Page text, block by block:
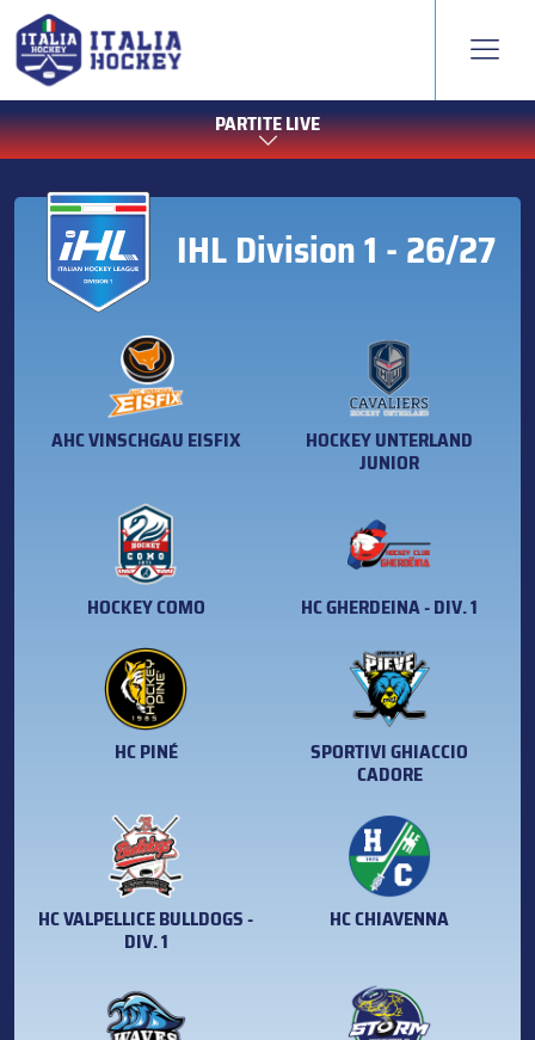
PARTITE LIVE
IHL Division 1 - 26/27
AHC VINSCHGAU EISFIX HOCKEY UNTERLAND
JUNIOR
HOCKEY COMO HC GHERDEINA - DIV. 1
HC PINÉ SPORTIVI GHIACCIO
CADORE
HC VALPELLICE BULLDOGS -
DIV. 1
HC CHIAVENNA